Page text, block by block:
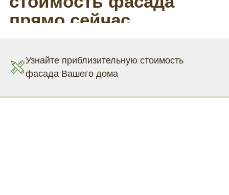
Узнайте приблизительную стоимость
фасада Вашего дома